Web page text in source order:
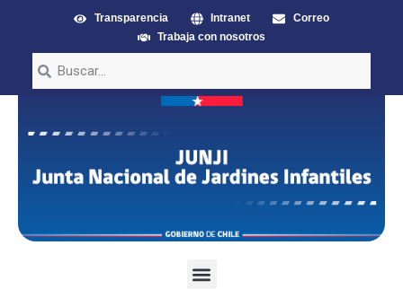
Transparencia Intranet
Correo
Trabaja con nosotros